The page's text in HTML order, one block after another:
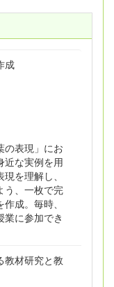
成
の表現」にお
近な実例を用
を理解し、
う、一枚で完
成。毎時、
業に参加でき
教材研究と教